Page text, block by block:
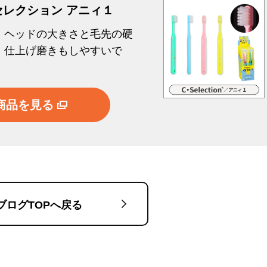
クション アニィ１
ッドの大きさと毛先の硬
仕上げ磨きもしやすいで
品を見る
ログTOPへ戻る